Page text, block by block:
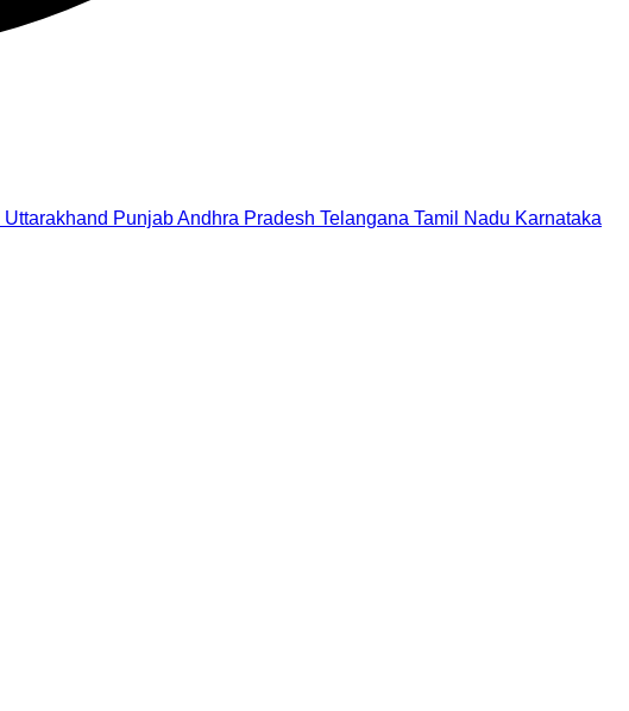
Uttarakhand PunjabAndhra Pradesh Telangana Tamil Nadu Karnataka